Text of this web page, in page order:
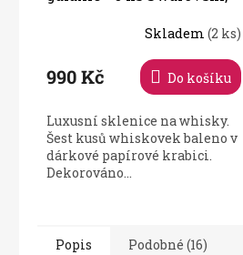
Skladem(2 ks)
990 Kč Do košíku
Luxusní sklenice na whisky.
Šest kusů whiskovek baleno v
dárkové papírové krabici.
Dekorováno...
Popis Podobné (16)